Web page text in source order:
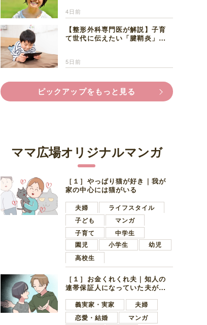
4日前
【整形外科専門医が解説】子育
て世代に伝えたい「腱鞘炎」の
5日前
ピックアップをもっと見る
ママ広場オリジナルマンガ
［１］やっぱり猫が好き｜我が
家の中心には猫がいる
夫婦
ライフスタイル
子ども
マンガ
子育て
中学生
園児
小学生
幼児
高校生
［１］お金くれくれ夫｜知人の
連帯保証人になっていた夫が家
言ってきた
義実家・実家
夫婦
恋愛・結婚
マンガ